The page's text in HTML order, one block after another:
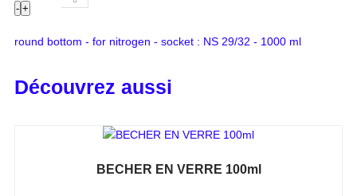
- +
round bottom - for nitrogen - socket : NS 29/32 - 1000 ml
Découvrez aussi
BECHER EN VERRE 100ml